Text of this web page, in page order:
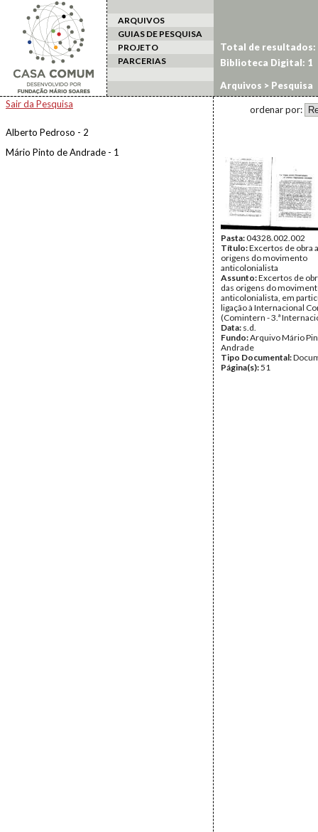
ARQUIVOS
GUIAS DE PESQUISA
PROJETO
PARCERIAS
Arquivos > Pesquisa
Sair da Pesquisa
Alberto Pedroso - 2
Mário Pinto de Andrade - 1
Total de resultados:
Biblioteca Digital: 1
ordenar por:
Pasta:04328.002.002
Título:Excertos de obra
origens do movimento
anticolonialista
Assunto:Excertos de
das origens do
anticolonialista, em
ligação à Internacional
(Comintern - 3.ª
Data: s.d.
Fundo:Arquivo Mário
Andrade
Tipo Documental:
Página(s):51